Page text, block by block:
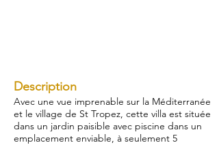
Description
Avec une vue imprenable sur la Méditerranée
et le village de St Tropez, cette villa est située
dans un jardin paisible avec piscine dans un
emplacement enviable, à seulement 5